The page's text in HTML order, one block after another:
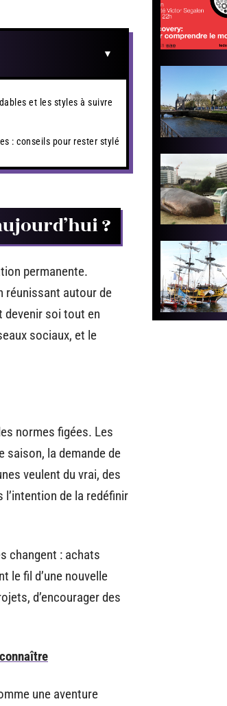
et les styles à suivre
: conseils pour rester stylé
?
permanente.
réunissant autour de
devenir soi tout en
sociaux, et le
normes figées. Les
la demande de
veulent du vrai, des
l’intention de la redéfinir
changent : achats
le fil d’une nouvelle
d’encourager des
une aventure